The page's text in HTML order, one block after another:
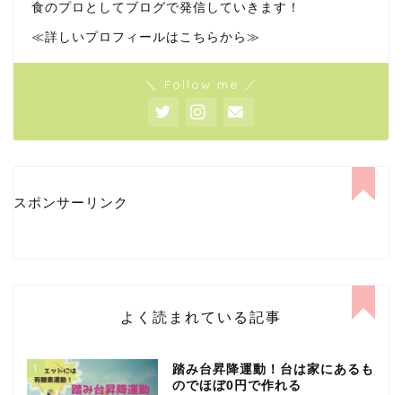
食のプロとしてブログで発信していきます！
≪詳しいプロフィールはこちらから≫
＼ Follow me ／
スポンサーリンク
よく読まれている記事
1
踏み台昇降運動！台は家にあるも
のでほぼ0円で作れる